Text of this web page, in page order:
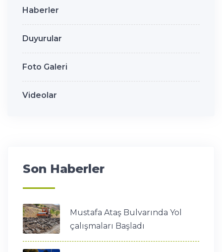
Haberler
Duyurular
Foto Galeri
Videolar
Son Haberler
Mustafa Ataş Bulvarında Yol
çalışmaları Başladı